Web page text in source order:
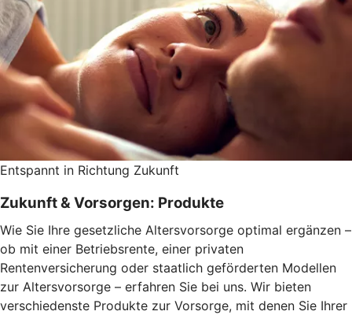
Entspannt in Richtung Zukunft
Zukunft & Vorsorgen: Produkte
Wie Sie Ihre gesetzliche Altersvorsorge optimal ergänzen –
ob mit einer Betriebsrente, einer privaten
Rentenversicherung oder staatlich geförderten Modellen
zur Altersvorsorge – erfahren Sie bei uns. Wir bieten
verschiedenste Produkte zur Vorsorge, mit denen Sie Ihrer